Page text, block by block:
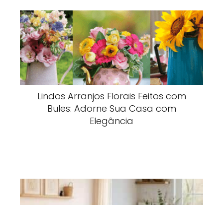
Lindos Arranjos Florais Feitos com
Bules: Adorne Sua Casa com
Elegância